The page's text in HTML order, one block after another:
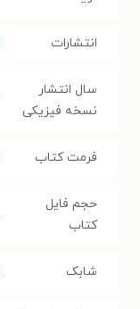
انتشارات
سال انتشار
نسخه فیزیکی
فرمت کتاب
حجم فایل
کتاب
شابک